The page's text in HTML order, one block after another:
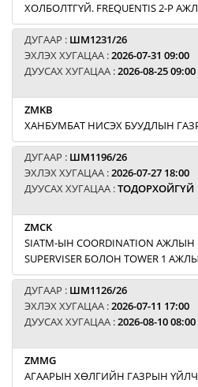
ХОЛБОЛТГҮЙ. FREQUENTIS 2-Р
ДУГААР : ШМ1231/26
ЭХЛЭХ ХУГАЦАА :2026-07-31 09:00
ДУУСАХ ХУГАЦАА :2026-08-25 09:00
ZMKB
ХАНБУМБАТ НИСЭХ БУУДЛЫН
ДУГААР : ШМ1196/26
ЭХЛЭХ ХУГАЦАА :2026-07-27 18:00
ДУУСАХ ХУГАЦАА :ТОДОРХОЙГҮЙ
ZMCK
SIATM-ЫН COORDINATION
SUPERVISER БОЛОН TOWER 1
ДУГААР : ШМ1126/26
ЭХЛЭХ ХУГАЦАА :2026-07-11 17:00
ДУУСАХ ХУГАЦАА :2026-08-10 08:00
ZMMG
АГААРЫН ХӨЛГИЙН ГАЗРЫН